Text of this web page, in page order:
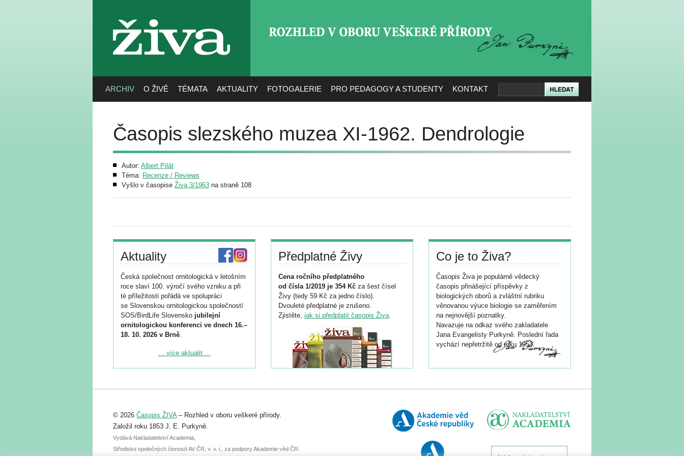
živa
ARCHIV O ŽIVĚ TÉMATA AKTUALITY FOTOGALERIE PRO PEDAGOGY A STUDENTY KONTAKT
Časopis slezského muzea XI-1962. Dendrologie
Autor: Albert Pilát
Téma: Recenze / Reviews
Vyšlo v časopise Živa 3/1963 na straně 108
Aktuality
Česká společnost ornitologická v letošním
roce slaví 100. výročí svého vzniku a při
té příležitosti pořádá ve spolupráci
se Slovenskou ornitologickou společností
SOS/BirdLife Slovensko jubilejní
ornitologickou konferenci ve dnech 16.–
18. 10. 2026 v Brně.
Podrobnější informace ke konferenci
Registrovat se můžete do 6. září.
abstraktu přihlášené přednášky nebo
posteru je už 30. června.
... více aktualit ...
Předplatné Živy
Cena ročního předplatného
od čísla 1/2019 je 354 Kč za šest čísel
Živy (tedy 59 Kč za jedno číslo).
Dvouleté předplatné je zrušeno.
Zjistěte, jak si předplatit časopis Živa.
Co je to Živa?
Časopis Živa je populárně vědecký
časopis přinášející příspěvky z
biologických oborů a zvláštní rubriku
věnovanou výuce biologie se zaměřením
na nejnovější poznatky.
Navazuje na odkaz svého zakladatele
Jana Evangelisty Purkyně. Poslední řada
vychází nepřetržitě od roku 1953.
© 2026 Časopis ŽIVA– Rozhled v oboru veškeré přírody.
Založil roku 1853 J. E. Purkyně.
Vydává Nakladatelství Academia,
Středisko společných činností AV ČR, v. v. i., za podpory Akademie věd ČR.